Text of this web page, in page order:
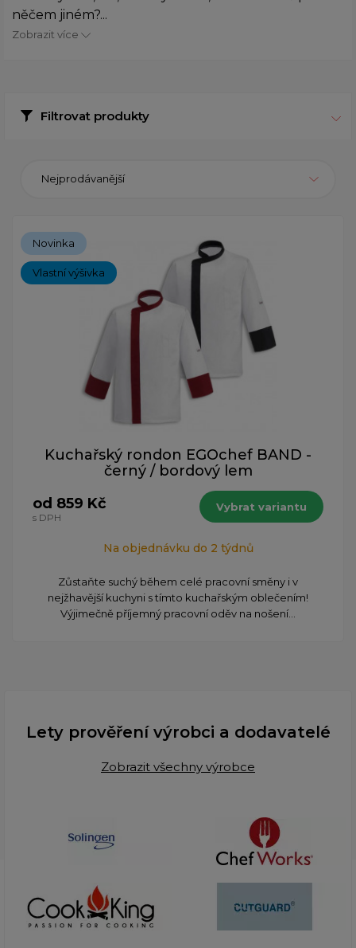
něčem jiném?...
Zobrazit více
Filtrovat produkty
Nejprodávanější
Novinka
Vlastní výšivka
Kuchařský rondon EGOchef BAND -
černý / bordový lem
od 859 Kč
s DPH
Vybrat variantu
Na objednávku do 2 týdnů
Zůstaňte suchý během celé pracovní směny i v
nejžhavější kuchyni s tímto kuchařským oblečením!
Výjimečně příjemný pracovní oděv na nošení...
Lety prověření výrobci a dodavatelé
Zobrazit všechny výrobce